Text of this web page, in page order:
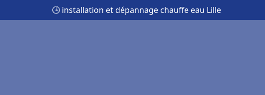
🕒 installation et dépannage chauffe eau Lille